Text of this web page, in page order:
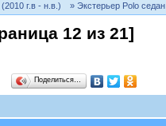
г.в - н.в.) » Экстерьер Polo седан
12 из 21]
Поделиться…